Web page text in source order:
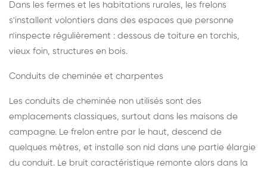
Dans les fermes et les habitations rurales, les frelons
s'installent volontiers dans des espaces que personne
n'inspecte régulièrement : dessous de toiture en torchis,
vieux foin, structures en bois.
Conduits de cheminée et charpentes
Les conduits de cheminée non utilisés sont des
emplacements classiques, surtout dans les maisons de
campagne. Le frelon entre par le haut, descend de
quelques mètres, et installe son nid dans une partie élargie
du conduit. Le bruit caractéristique remonte alors dans la